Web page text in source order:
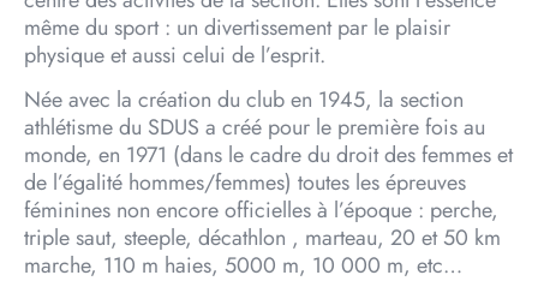
même du sport : un divertissement par le plaisir
physique et aussi celui de l’esprit.
Née avec la création du club en 1945, la section
athlétisme du SDUS a créé pour le première fois au
monde, en 1971 (dans le cadre du droit des femmes et
de l’égalité hommes/femmes) toutes les épreuves
féminines non encore officielles à l’époque : perche,
triple saut, steeple, décathlon , marteau, 20 et 50 km
marche, 110 m haies, 5000 m, 10 000 m, etc…